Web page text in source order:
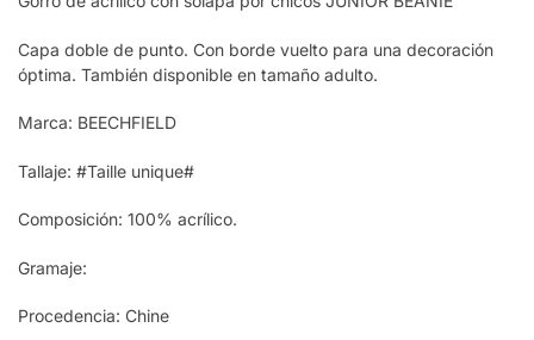
Capa doble de punto. Con borde vuelto para una decoración
óptima. También disponible en tamaño adulto.
Marca: BEECHFIELD
Tallaje: #Taille unique#
Composición: 100% acrílico.
Gramaje:
Procedencia: Chine